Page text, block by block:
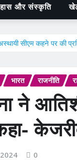
और संस्कृति
सीएम कहने पर की
भारत राजनीति
ने
0